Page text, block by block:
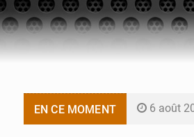
EN CE MOMENT 6 août